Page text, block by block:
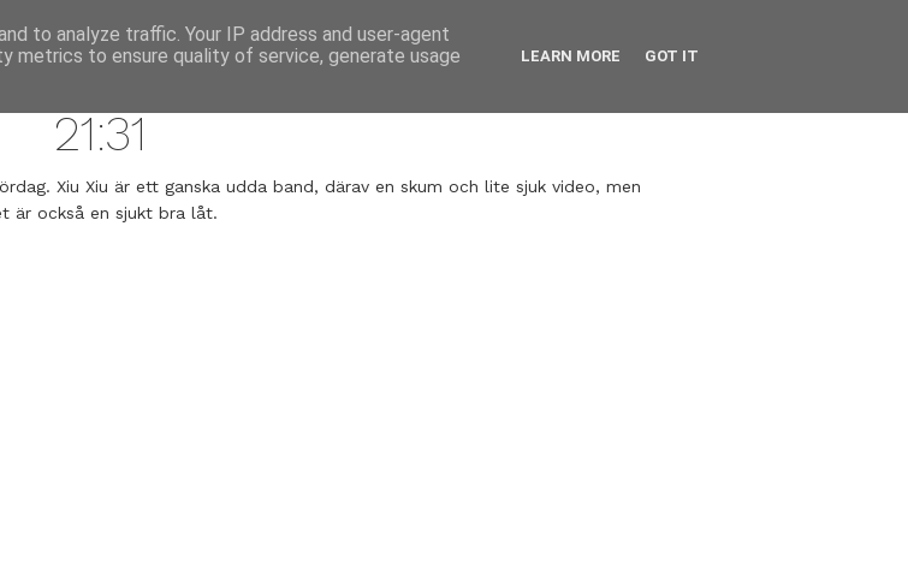
21:31
Xiu Xiu är ett ganska udda band, därav en skum och lite sjuk video, men
är också en sjukt bra låt.
to analyze traffic. Your IP address and user-agent
metrics to ensure quality of service, generate usage
LEARN MORE GOT IT